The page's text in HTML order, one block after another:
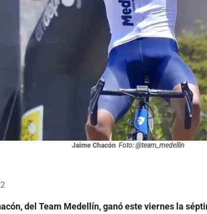
Jaime Chacón Foto: @team_medellin
del Team Medellín, ganó este viernes la